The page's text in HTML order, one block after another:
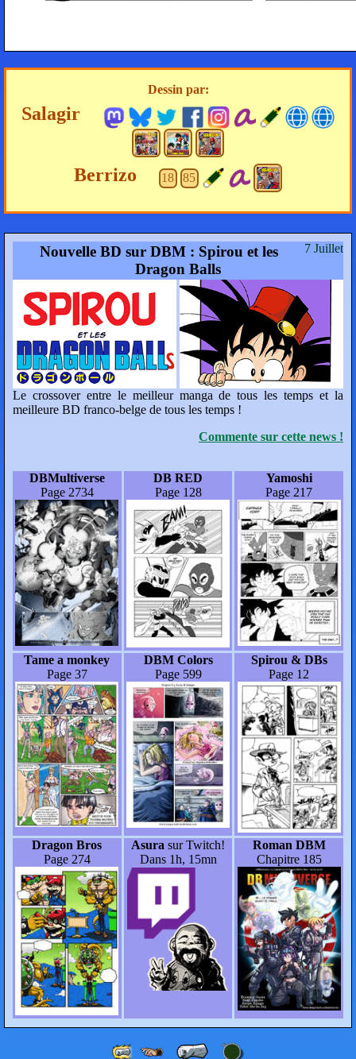
Dessin par:
Salagir
Berrizo 18 85
7 Juillet
Nouvelle BD sur DBM : Spirou et les
Dragon Balls
Le crossover entre le meilleur manga de tous les temps et la
meilleure BD franco-belge de tous les temps !
Commente sur cette news !
DBMultiverse
Page 2734
DB RED
Page 128
Yamoshi
Page 217
Tame a monkey
Page 37
DBM Colors
Page 599
Spirou & DBs
Page 12
Dragon Bros
Page 274
Asura sur Twitch!
Dans 1h, 15mn
Roman DBM
Chapitre 185